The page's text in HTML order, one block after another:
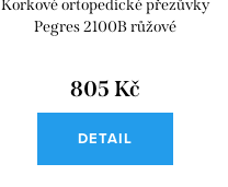
Korkové ortopedické přezůvky
Pegres 2100B růžové
805 Kč
DETAIL